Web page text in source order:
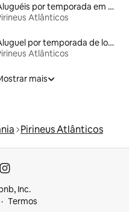
Aluguéis por temporada em albergue
Atlânticos
Aluguel por temporada de lofts
Atlânticos
mais
Pirineus Atlânticos
Inc.
Termos